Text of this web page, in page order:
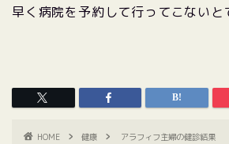
早く病院を予約して行ってこないと
HOME 健康 アラフィフ主婦の健診結果